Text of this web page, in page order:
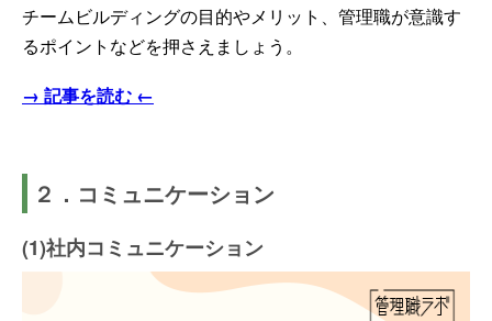
チームビルディングの目的やメリット、管理職が意識す
るポイントなどを押さえましょう。
→ 記事を読む ←
２．コミュニケーション
(1)社内コミュニケーション